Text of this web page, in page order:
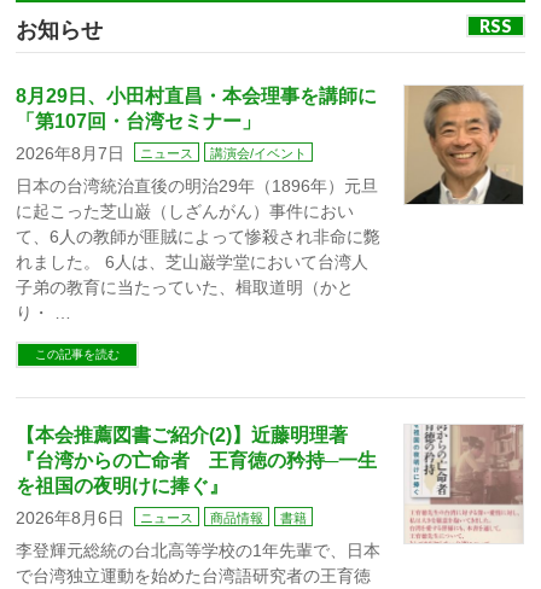
お知らせ RSS
8月29日、小田村直昌・本会理事を講師に
「第107回・台湾セミナー」
2026年8月7日 ニュース 講演会/イベント
日本の台湾統治直後の明治29年（1896年）元旦
に起こった芝山巌（しざんがん）事件におい
て、6人の教師が匪賊によって惨殺され非命に斃
れました。 6人は、芝山巌学堂において台湾人
子弟の教育に当たっていた、楫取道明（かと
り・ …
この記事を読む
【本会推薦図書ご紹介(2)】近藤明理著
『台湾からの亡命者 王育徳の矜持─一生
を祖国の夜明けに捧ぐ』
2026年8月6日 ニュース 商品情報 書籍
李登輝元総統の台北高等学校の1年先輩で、日本
で台湾独立運動を始めた台湾語研究者の王育徳